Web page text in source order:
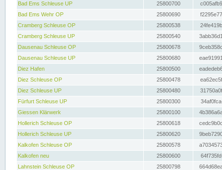
Bad Ems Schleuse UP
25800700
Bad Ems Wehr OP
25800690
Cramberg Schleuse OP
25800538
Cramberg Schleuse UP
25800540
Dausenau Schleuse OP
25800678
Dausenau Schleuse UP
25800680
Diez Hafen
25800500
Diez Schleuse OP
25800478
Diez Schleuse UP
25800480
Fürfurt Schleuse UP
25800300
Giessen Klärwerk
25800100
Hollerich Schleuse OP
25800618
Hollerich Schleuse UP
25800620
Kalkofen Schleuse OP
25800578
Kalkofen neu
25800600
Lahnstein Schleuse OP
25800798